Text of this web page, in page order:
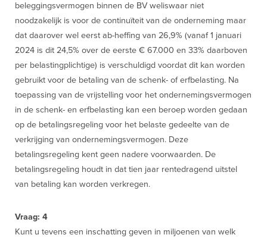
beleggingsvermogen binnen de BV weliswaar niet
noodzakelijk is voor de continuïteit van de onderneming maar
dat daarover wel eerst ab-heffing van 26,9% (vanaf 1 januari
2024 is dit 24,5% over de eerste € 67.000 en 33% daarboven
per belastingplichtige) is verschuldigd voordat dit kan worden
gebruikt voor de betaling van de schenk- of erfbelasting. Na
toepassing van de vrijstelling voor het ondernemingsvermogen
in de schenk- en erfbelasting kan een beroep worden gedaan
op de betalingsregeling voor het belaste gedeelte van de
verkrijging van ondernemingsvermogen. Deze
betalingsregeling kent geen nadere voorwaarden. De
betalingsregeling houdt in dat tien jaar rentedragend uitstel
van betaling kan worden verkregen.
Vraag: 4
Kunt u tevens een inschatting geven in miljoenen van welk